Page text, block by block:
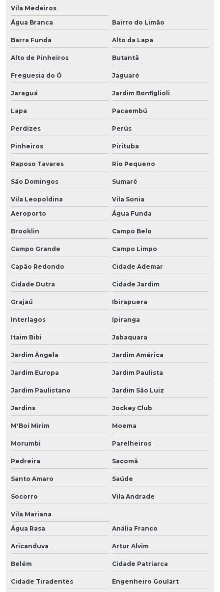
Vila Medeiros
Água Branca
Bairro do Limão
Barra Funda Alto da Lapa
Alto de Pinheiros Butantã
Freguesia do Ó Jaguaré
Jaraguá Jardim Bonfiglioli
Lapa Pacaembú
Perdizes Perús
Pinheiros Pirituba
Raposo Tavares Rio Pequeno
São Domingos Sumaré
Vila Leopoldina
Vila Sonia
Aeroporto
Água Funda
Brooklin Campo Belo
Campo Grande Campo Limpo
Capão Redondo Cidade Ademar
Cidade Dutra Cidade Jardim
Grajaú Ibirapuera
Interlagos Ipiranga
Itaim Bibi Jabaquara
Jardim Ângela Jardim América
Jardim Europa Jardim Paulista
Jardim Paulistano Jardim São Luiz
Jardins Jockey Club
M'Boi Mirim Moema
Morumbi Parelheiros
Pedreira Sacomã
Santo Amaro Saúde
Socorro Vila Andrade
Vila Mariana
Água Rasa
Anália Franco
Aricanduva Artur Alvim
Belém Cidade Patriarca
Cidade Tiradentes Engenheiro Goulart